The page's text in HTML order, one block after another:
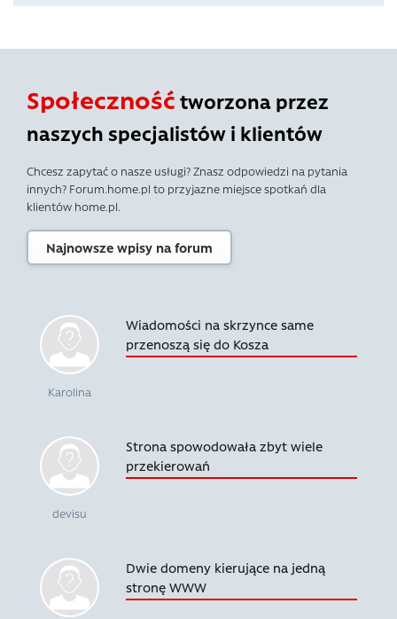
Społeczność tworzona przez
naszych specjalistów i klientów
Chcesz zapytać o nasze usługi? Znasz odpowiedzi na pytania
innych? Forum.home.pl to przyjazne miejsce spotkań dla
klientów home.pl.
Najnowsze wpisy na forum
Karolina
Wiadomości na skrzynce same
przenoszą się do Kosza
devisu
Strona spowodowała zbyt wiele
przekierowań
Dwie domeny kierujące na jedną
stronę WWW